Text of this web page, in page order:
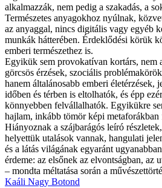
alkalmazzák, nem pedig a szakadás, a
Természetes anyagokhoz nyúlnak,
az anyaggal, nincs digitális vagy egyéb
munkák hátterében. Érdeklődési körük
emberi természethez is.
Egyikük sem provokatívan kortárs, nem
görcsös érzések, szociális
hanem általánosabb emberi életérzések,
időben és térben is eltolhatók, és épp
könnyebben felvállalhatók. Egyikükre
hajlam, inkább tömör képi
Hiányoznak a szájbarágós leíró
helyettük utalások vannak, hangulati
és a látás világának egyaránt
érdeme: az elsőnek az elvontságban, az
– mondta méltatása során a
Kaáli Nagy Botond